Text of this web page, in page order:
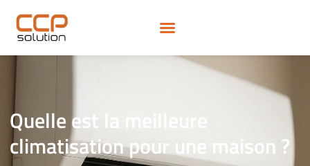
Quelle est la meilleure
climatisation pour une maison ?